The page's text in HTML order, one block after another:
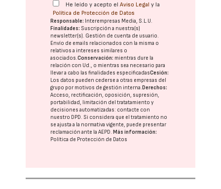
He leído y acepto elAviso Legal y la
Política de Protección de Datos
Responsable: Interempresas Media, S.L.U.
Finalidades: Suscripción a nuestra(s)
newsletter(s). Gestión de cuenta de usuario.
Envío de emails relacionados con la misma o
relativos a intereses similares o
asociados.Conservación: mientras dure la
relación con Ud., o mientras sea necesario para
llevar a cabo las finalidades especificadasCesión:
Los datos pueden cederse a otras empresas del
grupo por motivos de gestión interna.Derechos:
Acceso, rectificación, oposición, supresión,
portabilidad, limitación del tratatamiento y
decisiones automatizadas: contacte con
nuestro DPD . Si considera que el tratamiento no
se ajusta a la normativa vigente, puede presentar
reclamación ante laAEPD .Más información:
Política de Protección de Datos